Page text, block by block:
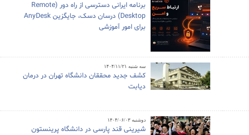
برنامه ایرانی دسترسی از راه دور (Remote
Desktop) درسان دسک، جایگزین AnyDesk
برای امور آموزشی
سه شنبه ۱۴۰۴/۱۱/۲۱
کشف جدید محققان دانشگاه تهران در درمان
دیابت
دوشنبه ۱۴۰۴/۰۶/۰۳
شیرینی قند پارسی در دانشگاه پرینستون